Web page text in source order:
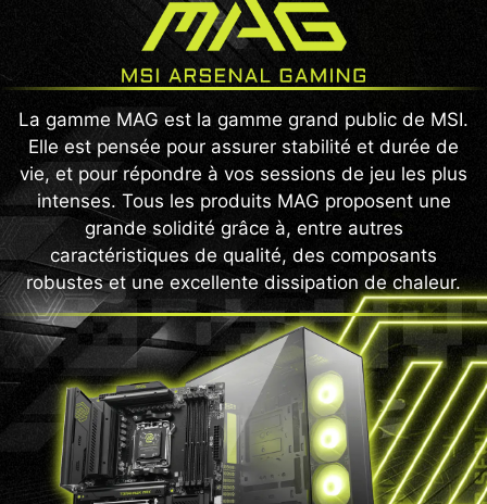
La gamme MAG est la gamme grand public de MSI.
Elle est pensée pour assurer stabilité et durée de
vie, et pour répondre à vos sessions de jeu les plus
intenses. Tous les produits MAG proposent une
grande solidité grâce à, entre autres
caractéristiques de qualité, des composants
robustes et une excellente dissipation de chaleur.